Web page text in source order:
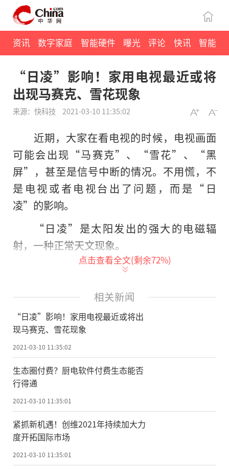
资讯 数字家庭 智能硬件 曝光 评论 快讯 智能
“日凌”影响！家用电视最近或将
出现马赛克、雪花现象
来源：快科技 2021-03-10 11:35:02
近期，大家在看电视的时候，电视画面
可能会出现“马赛克”、“雪花”、“黑
屏”，甚至是信号中断的情况。不用慌，不
是电视或者电视台出了问题，而是“日
凌”的影响。
“日凌”是太阳发出的强大的电磁辐
射，一种正常天文现象。
每年春分和秋分前后，太阳位于地球赤
行，期间如果太阳、通信卫星、地面卫星接
收天线恰巧在一条直线上，太阳强大的电磁
辐射会对卫星下行信号造成强烈干扰。
日凌不会对电视和人体造成危害，不必
困惑，更无需担忧。
受影响的电视画面一般在几分钟后即可
自行恢复正常，最长不超过20分钟。
国家广播电视总局近日也发布了2021年
全国主要城市春季卫星日凌时间预告。
点击查看全文(剩余72%)
相关新闻
“日凌”影响！家用电视最近或将出
现马赛克、雪花现象
2021-03-10 11:35:02
生态圈付费？厨电软件付费生态能否
行得通
2021-03-10 11:35:01
紧抓新机遇！创维2021年持续加大力
度开拓国际市场
2021-03-10 11:35:01